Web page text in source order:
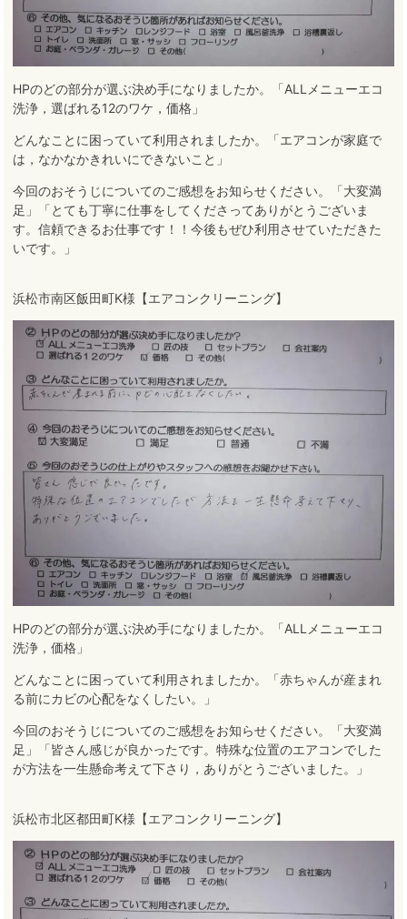
HPのどの部分が選ぶ決め手になりましたか。「ALLメニューエコ
洗浄，選ばれる12のワケ，価格」
どんなことに困っていて利用されましたか。「エアコンが家庭で
は，なかなかきれいにできないこと」
今回のおそうじについてのご感想をお知らせください。「大変満
足」「とても丁寧に仕事をしてくださってありがとうございま
す。信頼できるお仕事です！！今後もぜひ利用させていただきた
いです。」
浜松市南区飯田町K様【エアコンクリーニング】
HPのどの部分が選ぶ決め手になりましたか。「ALLメニューエコ
洗浄，価格」
どんなことに困っていて利用されましたか。「赤ちゃんが産まれ
る前にカビの心配をなくしたい。」
今回のおそうじについてのご感想をお知らせください。「大変満
足」「皆さん感じが良かったです。特殊な位置のエアコンでした
が方法を一生懸命考えて下さり，ありがとうございました。」
浜松市北区都田町K様【エアコンクリーニング】